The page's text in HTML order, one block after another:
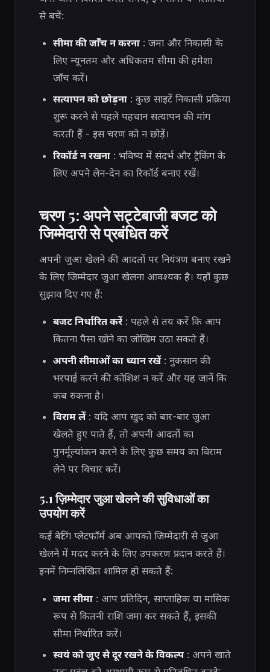
से बचें:
सीमा की जाँच न करना: जमा और निकासी के
लिए न्यूनतम और अधिकतम सीमा की हमेशा
जाँच करें।
सत्यापन को छोड़ना: कुछ साइटें निकासी प्रक्रिया
शुरू करने से पहले पहचान सत्यापन की मांग
करती हैं - इस चरण को न छोड़ें।
रिकॉर्ड न रखना: भविष्य में संदर्भ और ट्रैकिंग के
लिए अपने लेन-देन का रिकॉर्ड बनाए रखें।
चरण 5: अपने सट्टेबाजी बजट को
जिम्मेदारी से प्रबंधित करें
अपनी जुआ खेलने की आदतों पर नियंत्रण बनाए रखने
के लिए जिम्मेदार जुआ खेलना आवश्यक है। यहाँ कुछ
सुझाव दिए गए हैं:
बजट निर्धारित करें: पहले से तय करें कि आप
कितना पैसा खोने का जोखिम उठा सकते हैं।
अपनी सीमाओं का ध्यान रखें: नुकसान की
भरपाई करने की कोशिश न करें और यह जानें कि
कब रुकना है।
विराम लें: यदि आप खुद को बार-बार जुआ
खेलते हुए पाते हैं, तो अपनी आदतों का
पुनर्मूल्यांकन करने के लिए कुछ समय का विराम
लेने पर विचार करें।
5.1 ज़िम्मेदार जुआ खेलने की सुविधाओं का
उपयोग करें
कई बेटिंग प्लेटफॉर्म अब आपको जिम्मेदारी से जुआ
खेलने में मदद करने के लिए उपकरण प्रदान करते हैं।
इनमें निम्नलिखित शामिल हो सकते हैं:
जमा सीमा: आप प्रतिदिन, साप्ताहिक या मासिक
रूप से कितनी राशि जमा कर सकते हैं, इसकी
सीमा निर्धारित करें।
स्वयं को जुए से दूर रखने के विकल्प: अपने खाते